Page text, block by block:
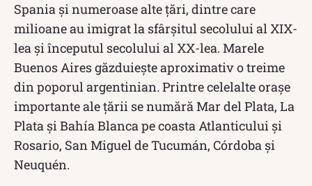
Spania și numeroase alte țări, dintre care
milioane au imigrat la sfârșitul secolului al XIX-
lea și începutul secolului al XX-lea. Marele
Buenos Aires găzduiește aproximativ o treime
din poporul argentinian. Printre celelalte orașe
importante ale țării se numără Mar del Plata, La
Plata și Bahía Blanca pe coasta Atlanticului și
Rosario, San Miguel de Tucumán, Córdoba și
Neuquén.